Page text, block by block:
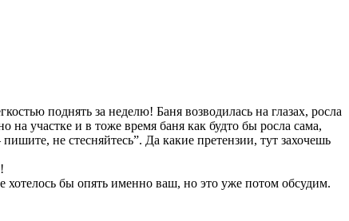
поднять за неделю! Баня возводилась на глазах, росла
участке и в тоже время баня как будто бы росла сама,
не стесняйтесь”. Да какие претензии, тут захочешь
хотелось бы опять именно ваш, но это уже потом обсудим.